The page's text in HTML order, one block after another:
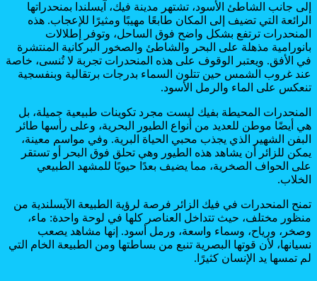
إلى جانب الشاطئ الأسود، تشتهر مدينة فيك، آيسلندا بمنحدراتها
الرائعة التي تضيف إلى المكان طابعًا مهيبًا ومثيرًا للإعجاب. هذه
المنحدرات ترتفع بشكل واضح فوق الساحل، وتوفر إطلالات
بانورامية مذهلة على البحر والشاطئ والصخور البركانية المنتشرة
في الأفق. ويعتبر الوقوف على هذه المنحدرات تجربة لا تُنسى، خاصة
عند غروب الشمس حين تتلون السماء بدرجات برتقالية وبنفسجية
تنعكس على الماء والرمل الأسود.
المنحدرات المحيطة بفيك ليست مجرد تكوينات طبيعية جميلة، بل
هي أيضًا موطن للعديد من أنواع الطيور البحرية، وعلى رأسها طائر
البفن الشهير الذي يجذب محبي الحياة البرية. وفي مواسم معينة،
يمكن للزائر أن يشاهد هذه الطيور وهي تحلق فوق البحر أو تستقر
على الحواف الصخرية، مما يضيف بعدًا حيويًا للمشهد الطبيعي
الخلاب.
تمنح المنحدرات في فيك الزائر فرصة لرؤية الطبيعة الآيسلندية من
منظور مختلف، حيث تتداخل العناصر كلها في لوحة واحدة: ماء،
وصخر، ورياح، وسماء واسعة، ورمل أسود. إنها مشاهد يصعب
نسيانها، لأن قوتها البصرية تنبع من بساطتها ومن الطبيعة الخام التي
لم تمسها يد الإنسان كثيرًا.